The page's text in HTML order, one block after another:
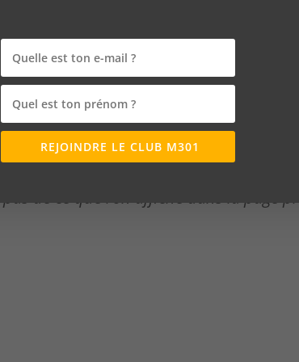
»
au backoffice presta ? »
de ce que l’on affiche dans la page
REJOINDRE LE CLUB M301